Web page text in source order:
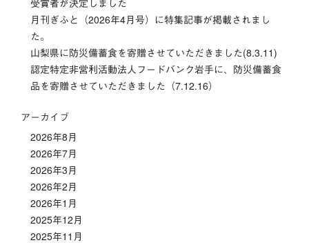
ン
受賞者が決定しました
月刊ぎふと（2026年4月号）に特集記事が掲載されまし
た。
山梨県に防災備蓄食を寄贈させていただきました(8.3.11)
認定特定非営利活動法人フードバンク岩手に、防災備蓄食
品を寄贈させていただきました（7.12.16）
アーカイブ
2026年8月
2026年7月
2026年3月
2026年2月
2026年1月
2025年12月
2025年11月